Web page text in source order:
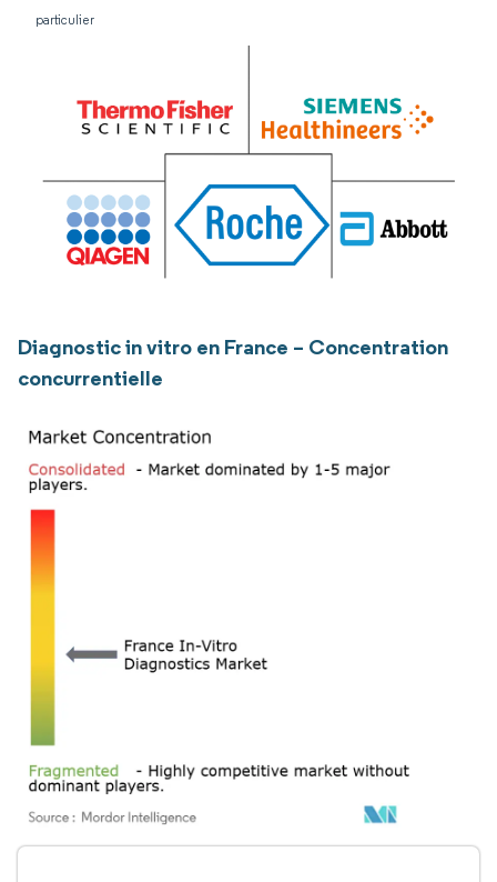
particulier
Diagnostic in vitro en France – Concentration
concurrentielle